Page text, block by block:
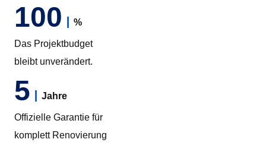
100 %
Das Projektbudget
bleibt unverändert.
5 Jahre
Offizielle Garantie für
komplett Renovierung